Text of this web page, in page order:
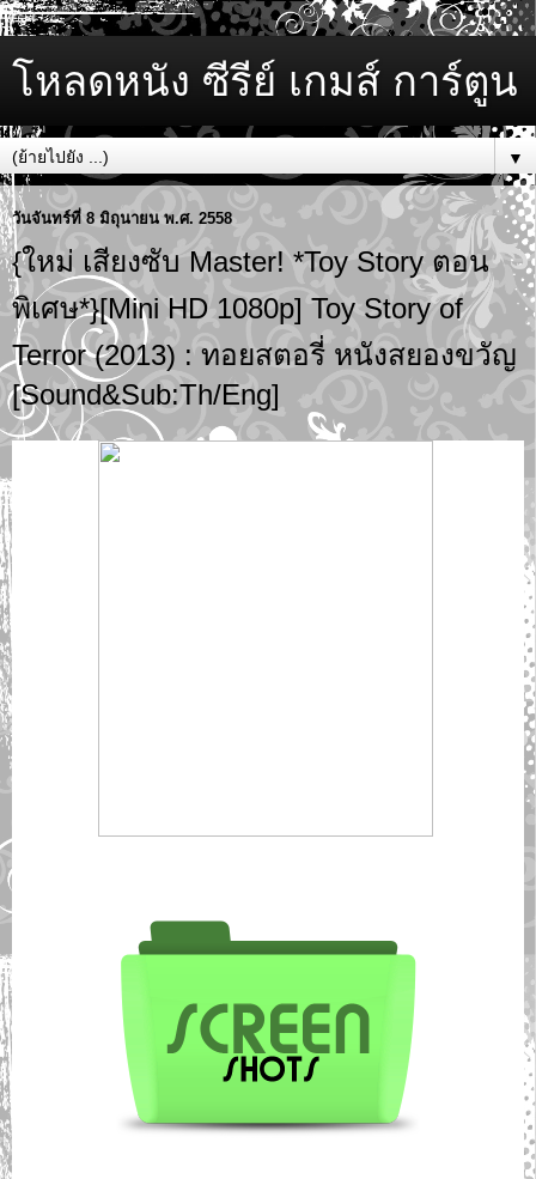
โหลดหนัง ซีรีย์ เกมส์ การ์ตูน
▼
วันจันทร์ที่ 8 มิถุนายน พ.ศ. 2558
{ใหม่ เสียงซับ Master! *Toy Story ตอน
พิเศษ*}[Mini HD 1080p] Toy Story of
Terror (2013) : ทอยสตอรี่ หนังสยองขวัญ
[Sound&Sub:Th/Eng]